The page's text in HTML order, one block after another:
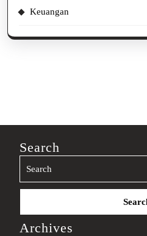
Keuangan
Search
Search
Archives